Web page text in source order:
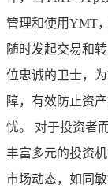
管理和使用YMT
随时发起交易和
位忠诚的卫士，
障，有效防止资
忧。 对于投资者
丰富多元的投资
市场动态，如同